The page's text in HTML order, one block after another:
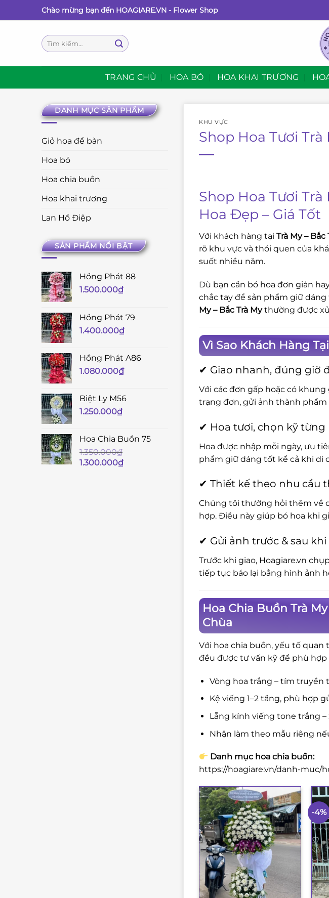
qua
Chào mừng bạn đến HOAGIARE.VN - Flower Shop
Tìm
kiếm:
TRANG CHỦ HOA BÓ HOA KHAI TRƯƠNG
DANH MỤC SẢN PHẨM
Giỏ hoa để bàn
Hoa bó
Hoa chia buồn
Hoa khai trương
Lan Hồ Điệp
SẢN PHẨM NỔI BẬT
Hồng Phát 88
1.500.000₫
Hồng Phát 79
1.400.000₫
Hồng Phát A86
1.080.000₫
Biệt Ly M56
1.250.000₫
Hoa Chia Buồn 75
1.350.000₫
Giá
1.300.000₫Giá
KHU VỰC
Shop Hoa Tươi Trà
Shop Hoa Tươi
Hoa Đẹp – Giá Tốt
Với khách hàng tại Trà My – Bắc
rõ khu vực và thói quen của
suốt nhiều năm.
Dù bạn cần bó hoa đơn giản
chắc tay để sản phẩm giữ
My – Bắc Trà Mythường được
Vì Sao Khách Hàng
✔ Giao nhanh, đúng giờ
Với các đơn gấp hoặc có
trạng đơn, gửi ảnh thành
✔ Hoa tươi, chọn kỹ từng
Hoa được nhập mỗi ngày, ưu
phẩm giữ dáng tốt kể cả khi di
✔ Thiết kế theo nhu cầu
Chúng tôi thường hỏi thêm về
hợp. Điều này giúp bó hoa khi
✔ Gửi ảnh trước & sau khi
Trước khi giao, Hoagiare.vn
tiếp tục báo lại bằng hình ảnh
Hoa Chia Buồn Trà
Chùa
Với hoa chia buồn, yếu tố quan
đều được tư vấn kỹ để phù
Vòng hoa trắng – tím truyền
Kệ viếng 1–2 tầng, phù hợp
Lẵng kính viếng tone trắng
Nhận làm theo mẫu riêng
Danh mục hoa chia buồn:
https://hoagiare.vn/danh-muc/
-4%